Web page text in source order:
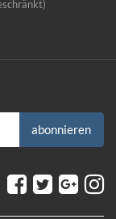
abonnieren